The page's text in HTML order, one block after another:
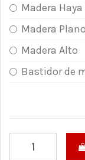
Madera
Madera Plano
Madera Alto
Bastidor de